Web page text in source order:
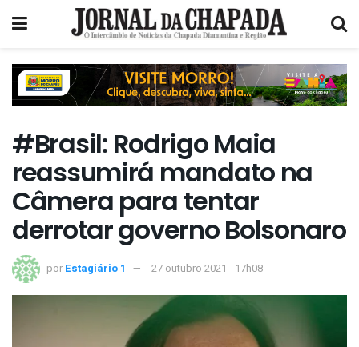
#Brasil: Rodrigo Maia
reassumirá mandato na
Câmera para tentar
derrotar governo Bolsonaro
por Estagiário 1 27 outubro 2021 - 17h08